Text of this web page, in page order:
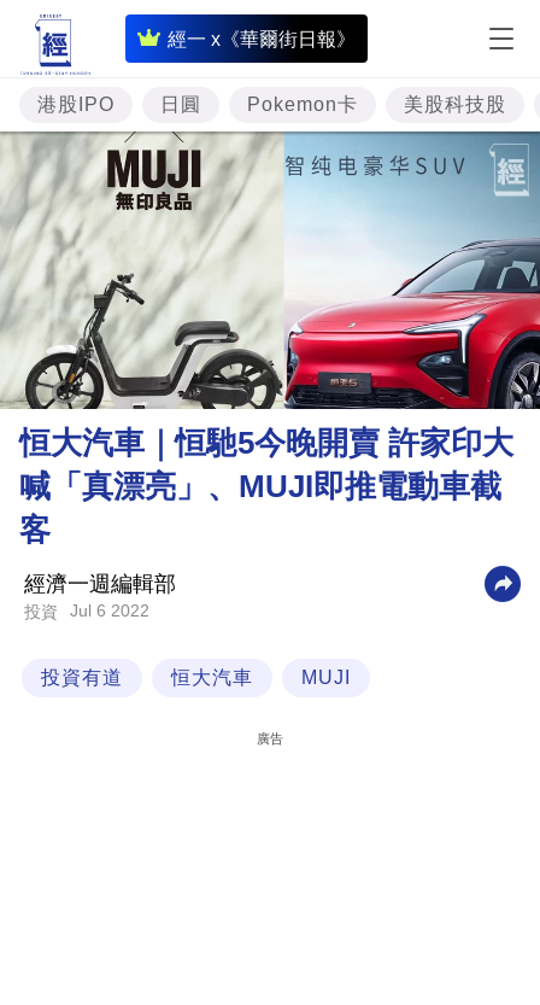
經一 x《華爾街日報》
即
時
財
經
專
題
資
樓
理
商
科
港股IPO 日圓 Pokemon卡 美股科技股
恒大汽車｜恒馳5今晚開賣 許家印大
喊「真漂亮」、MUJI即推電動車截
客
經濟一週編輯部
投資 Jul 6 2022
投資有道 恒大汽車 MUJI
廣告